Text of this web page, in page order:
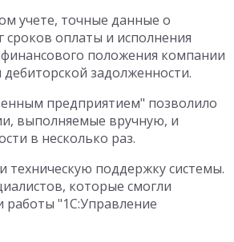
учете, точные данные о
оплаты и исполнения
положения компании
задолженности.
предприятием" позволило
выполняемые вручную, и
в несколько раз.
техническую поддержку системы.
которые смогли
работы "1С:Управление